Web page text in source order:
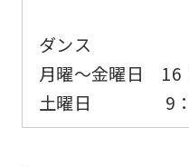
ダンス
月曜～金曜日 16
土曜日 9：